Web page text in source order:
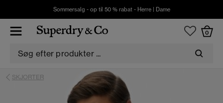
Sommersalg - op til 50 % rabat - Herre| Dame
0
SKJORTER